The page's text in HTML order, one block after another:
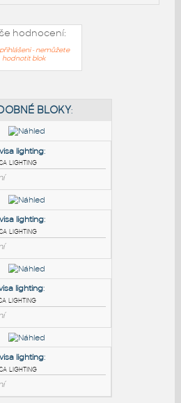
hodnocení:
- nemůžete
hodnotit blok
PODOBNÉ BLOKY
visa lighting
visa lighting
visa lighting:
visa lighting